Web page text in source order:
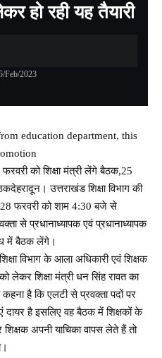
हो रही यह तैयारी
Feb/2023
education department, this
को शिक्षा मंत्री लेंगे बैठक,25
उत्तराखंड शिक्षा विभाग की
28 फरवरी को शाम 4:30 बजे से
से प्रधानाध्यापक एवं प्रधानाध्यापक
में बैठक लेंगे।
विभाग के आला अधिकारी एवं शिक्षक
शिक्षा मंत्री धन सिंह रावत का
है कि एलटी से प्रवक्ता पदों पर
दायर है इसलिए वह बैठक में शिक्षकों के
अपनी याचिका वापस लेते हैं तो